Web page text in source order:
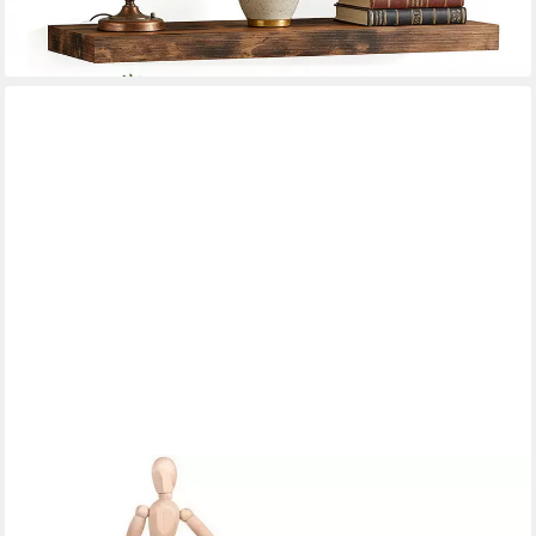
-27%
in 4-5 Werktagen bei dir
Mehrere Größen